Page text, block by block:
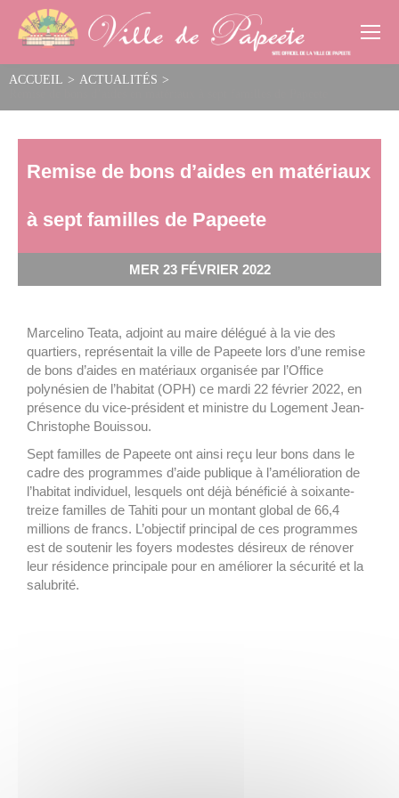
ACCUEIL > ACTUALITÉS >
Remise de bons d’aides en matériaux
à sept familles de Papeete
MER 23 FÉVRIER 2022
Marcelino Teata, adjoint au maire délégué à la vie des
quartiers, représentait la ville de Papeete lors d’une remise
de bons d’aides en matériaux organisée par l’Office
polynésien de l’habitat (OPH) ce mardi 22 février 2022, en
présence du vice-président et ministre du Logement Jean-
Christophe Bouissou.
Sept familles de Papeete ont ainsi reçu leur bons dans le
cadre des programmes d’aide publique à l’amélioration de
l’habitat individuel, lesquels ont déjà bénéficié à soixante-
treize familles de Tahiti pour un montant global de 66,4
millions de francs. L’objectif principal de ces programmes
est de soutenir les foyers modestes désireux de rénover
leur résidence principale pour en améliorer la sécurité et la
salubrité.
Cookies management panel